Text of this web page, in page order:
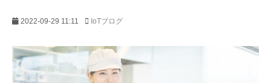
パートナー一覧
2022-09-29 11:11 IoTブログ